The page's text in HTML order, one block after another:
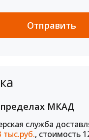
пределах МКАД
служба
тыс.руб., стоимость